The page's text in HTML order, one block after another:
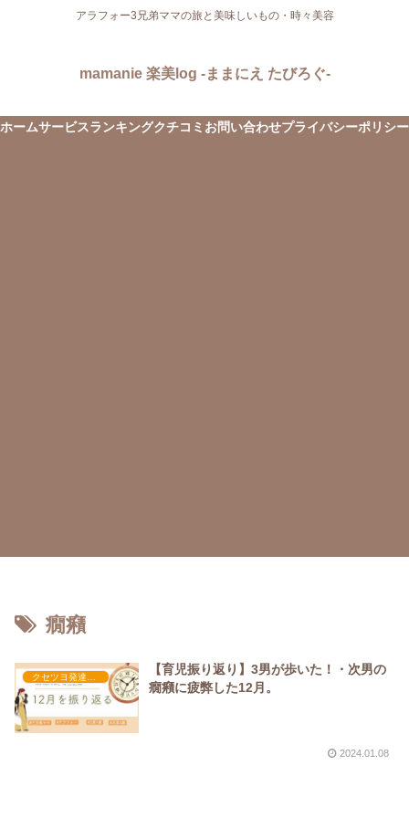
アラフォー3兄弟ママの旅と美味しいもの・時々美容
mamanie 楽美log -ままにえ たびろぐ-
ホームサービスランキングクチコミ お問い合わせプライバシーポリシー
癇癪
クセツヨ発達日記
【育児振り返り】3男が歩いた！・次男の
癇癪に疲弊した12月。
2024.01.08